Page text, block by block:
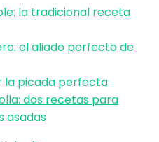
la tradicional receta
el aliado perfecto de
la picada perfecta
dos recetas para
asadas